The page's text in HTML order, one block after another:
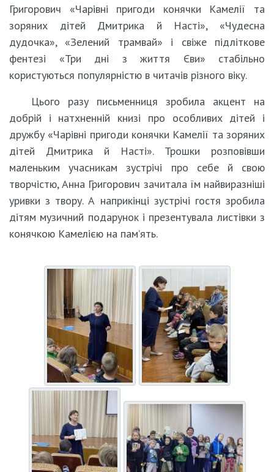
Григорович «Чарівні пригоди конячки Камелії та
зоряних дітей Дмитрика й Насті», «Чудесна
дудочка», «Зелений трамвай» і свіже підліткове
фентезі «Три дні з життя Єви» стабільно
користуються популярністю в читачів різного віку.
Цього разу письменниця зробила акцент на
добрій і натхненній книзі про особливих дітей і
дружбу «Чарівні пригоди конячки Камелії та зоряних
дітей Дмитрика й Насті». Трошки розповівши
маленьким учасникам зустрічі про себе й свою
творчістю, Анна Григорович зачитала їм найвиразніші
уривки з твору. А наприкінці зустрічі гостя зробила
дітям музичний подарунок і презентувала листівки з
конячкою Камелією на пам’ять.